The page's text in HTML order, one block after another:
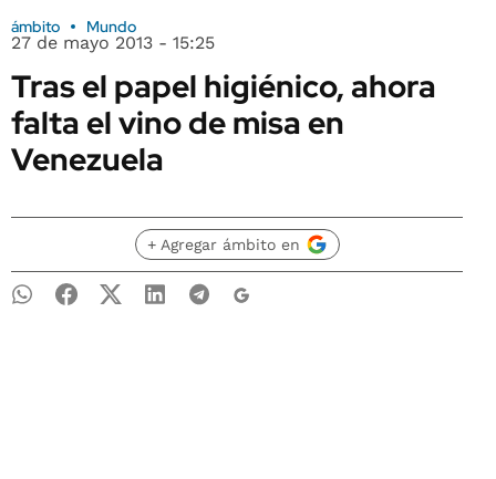
ámbito Mundo
27 de mayo 2013 - 15:25
Tras el papel higiénico, ahora
falta el vino de misa en
Venezuela
+ Agregar ámbito en